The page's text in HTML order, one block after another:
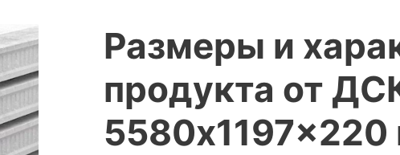
Размеры и
продукта от
5580x1197x220